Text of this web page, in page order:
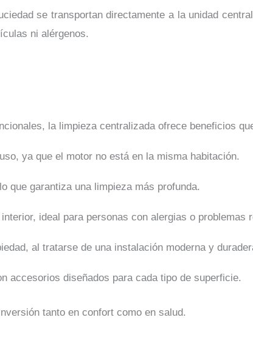
se transportan directamente a la unidad
ni alérgenos.
la limpieza centralizada ofrece beneficios
ya que el motor no está en la misma habitación.
que garantiza una limpieza más profunda.
ideal para personas con alergias o problemas
al tratarse de una instalación moderna y
accesorios diseñados para cada tipo de superficie.
tanto en confort como en salud.